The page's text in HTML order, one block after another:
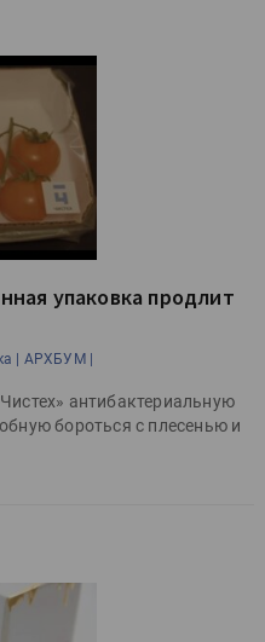
упаковка продлит
| АРХБУМ |
антибактериальную
бороться с плесенью и